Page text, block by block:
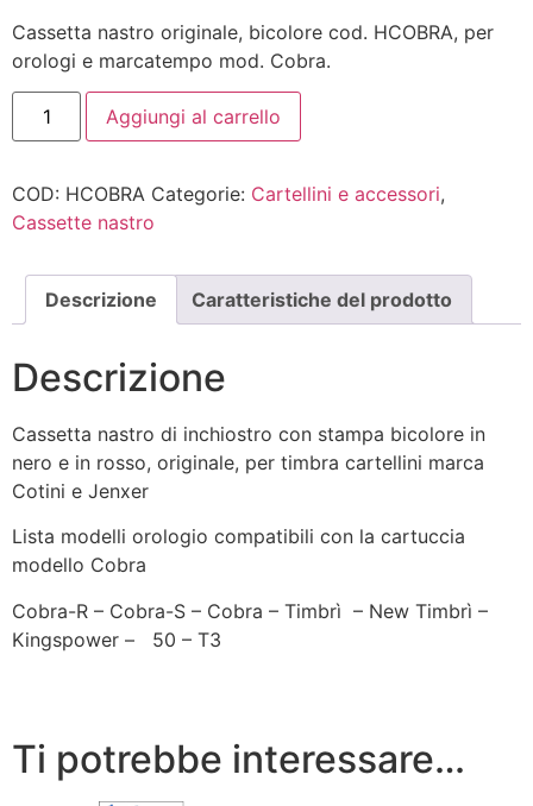
Cassetta nastro originale, bicolore cod. HCOBRA, per
orologi e marcatempo mod. Cobra.
Aggiungi al carrello
COD: HCOBRA Categorie: Cartellini e accessori,
Cassette nastro
Descrizione Caratteristiche del prodotto
Descrizione
Cassetta nastro di inchiostro con stampa bicolore in
nero e in rosso, originale, per timbra cartellini marca
Cotini e Jenxer
Lista modelli orologio compatibili con la cartuccia
modello Cobra
Cobra-R – Cobra-S – Cobra – Timbrì – New Timbrì –
Kingspower – 50 – T3
Ti potrebbe interessare…